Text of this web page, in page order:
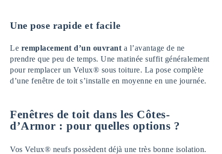
Une pose rapide et facile
Le remplacement d’un ouvrant a l’avantage de ne
prendre que peu de temps. Une matinée suffit généralement
pour remplacer un Velux® sous toiture. La pose complète
d’une fenêtre de toit s’installe en moyenne en une journée.
Fenêtres de toit dans les Côtes-
d’Armor : pour quelles options ?
Vos Velux® neufs possèdent déjà une très bonne isolation.